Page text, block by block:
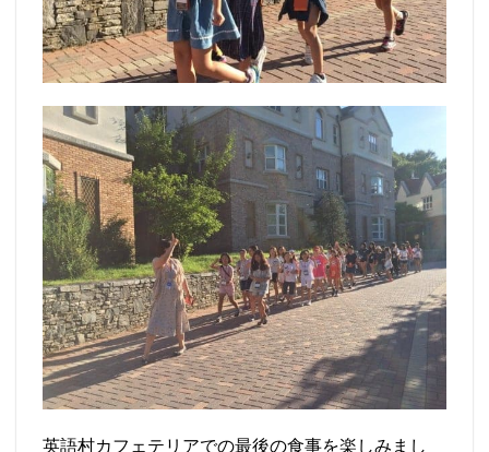
英語村カフェテリアでの最後の食事を楽しみまし